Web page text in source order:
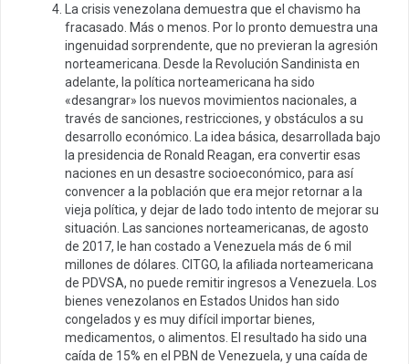
La crisis venezolana demuestra que el chavismo ha
fracasado. Más o menos. Por lo pronto demuestra una
ingenuidad sorprendente, que no previeran la agresión
norteamericana. Desde la Revolución Sandinista en
adelante, la política norteamericana ha sido
«desangrar» los nuevos movimientos nacionales, a
través de sanciones, restricciones, y obstáculos a su
desarrollo económico. La idea básica, desarrollada bajo
la presidencia de Ronald Reagan, era convertir esas
naciones en un desastre socioeconómico, para así
convencer a la población que era mejor retornar a la
vieja política, y dejar de lado todo intento de mejorar su
situación. Las sanciones norteamericanas, de agosto
de 2017, le han costado a Venezuela más de 6 mil
millones de dólares. CITGO, la afiliada norteamericana
de PDVSA, no puede remitir ingresos a Venezuela. Los
bienes venezolanos en Estados Unidos han sido
congelados y es muy difícil importar bienes,
medicamentos, o alimentos. El resultado ha sido una
caída de 15% en el PBN de Venezuela, y una caída de